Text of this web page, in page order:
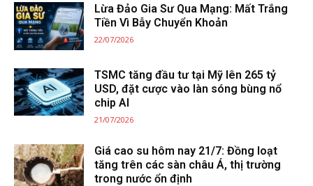
Lừa Đảo Gia Sư Qua Mạng: Mất Trắng
Tiền Vì Bẫy Chuyển Khoản
22/07/2026
TSMC tăng đầu tư tại Mỹ lên 265 tỷ
USD, đặt cược vào làn sóng bùng nổ
chip AI
21/07/2026
Giá cao su hôm nay 21/7: Đồng loạt
tăng trên các sàn châu Á, thị trường
trong nước ổn định